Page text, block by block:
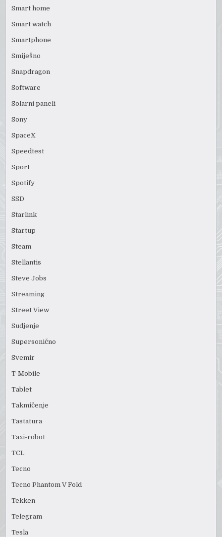
Smart home
Smart watch
Smartphone
Smiješno
Snapdragon
Software
Solarni paneli
Sony
SpaceX
Speedtest
Sport
Spotify
SSD
Starlink
Startup
Steam
Stellantis
Steve Jobs
Streaming
Street View
Sudjenje
Supersonično
Svemir
T-Mobile
Tablet
Takmičenje
Tastatura
Taxi-robot
TCL
Tecno
Tecno Phantom V Fold
Tekken
Telegram
Tesla